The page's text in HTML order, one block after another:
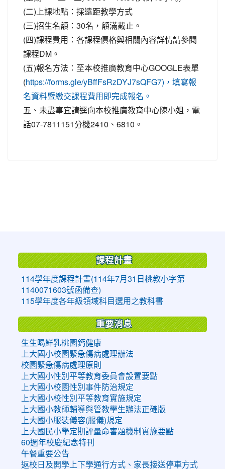
(二)上課地點：採遠距教學方式
(三)招生名額：30名，額滿截止。
(四)課程費用：各課程價格與相關內容詳情請參閱
課程DM。
(五)報名方法：至本校推廣教育中心GOOGLE表單
(https://forms.gle/yBffFsRzDYJ7sQFG7)，填寫報
名資料暨繳交課程費用即完成報名。
五、未盡事宜請逕向本校推廣教育中心陳小姐，電
話07-7811151分機2410、6810。
課程計畫
114學年度課程計畫(114年7月31日桃教小字第
1140071603號函備查)
115學年度各年級領域科目選用之教科書
重要消息
生生喝鮮乳桃園鈣健康
上大國小校園緊急傷病處理辦法
校園緊急傷病處理原則
上大國小性別平等教育委員會設置要點
上大國小校園性別事件防治規定
上大國小校性別平等教育實施規定
上大國小教師輔導與管教學生辦法正確版
上大國小服裝儀容(服儀)規定
上大國民小學定期評量命審題機制實施要點
60週年校慶紀念特刊
午餐重要公告
返校日及開學上下學通行方式、家長接送停車方式